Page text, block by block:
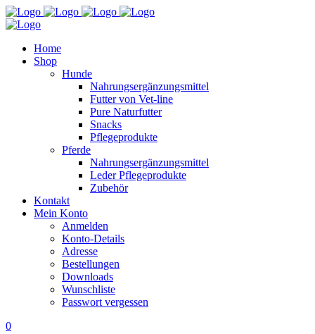
Home
Shop
Hunde
Nahrungsergänzungsmittel
Futter von Vet-line
Pure Naturfutter
Snacks
Pflegeprodukte
Pferde
Nahrungsergänzungsmittel
Leder Pflegeprodukte
Zubehör
Kontakt
Mein Konto
Anmelden
Konto-Details
Adresse
Bestellungen
Downloads
Wunschliste
Passwort vergessen
0